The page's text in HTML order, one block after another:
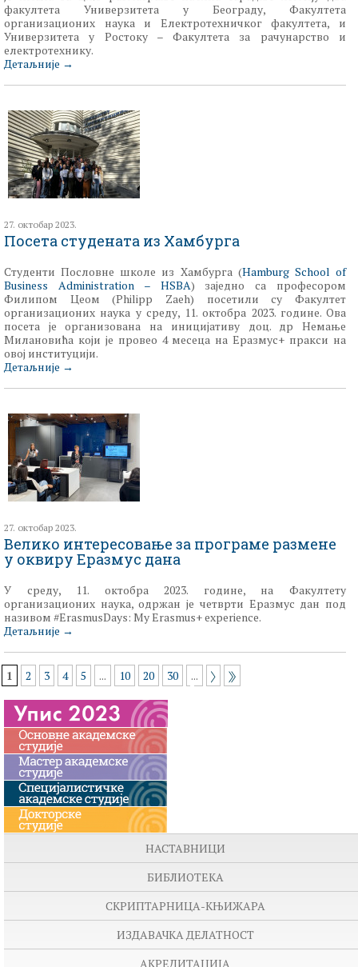
факултета Универзитета у Београду, Факултета
организационих наука и Електротехничког факултета, и
Универзитета у Ростоку – Факултета за рачунарство и
електротехнику.
Детаљније →
27. октобар 2023.
Посета студената из Хамбурга
Студенти Пословне школе из Хамбурга(Hamburg School of
Business Administration – HSBA) заједно са професором
Филипом Цеом (Philipp Zaeh) посетили су Факултет
организационих наука у среду, 11. октобра 2023. године. Ова
посета је организована на иницијативу доц. др Немање
Милановића који је провео 4 месеца наЕразмус+ пракси на
овој институцији.
Детаљније →
27. октобар 2023.
Велико интересовање за програме размене
у оквиру Еразмус дана
У среду, 11. октобра 2023. године, на Факултету
организационих наука, одржан је четврти Еразмус дан под
називом #ErasmusDays: MyErasmus+experience.
Детаљније →
1 2 3 4 5 ... 10 20 30 ...
НАСТАВНИЦИ
БИБЛИОТЕКА
СКРИПТАРНИЦА-КЊИЖАРА
ИЗДАВАЧКА ДЕЛАТНОСТ
АКРЕДИТАЦИЈА